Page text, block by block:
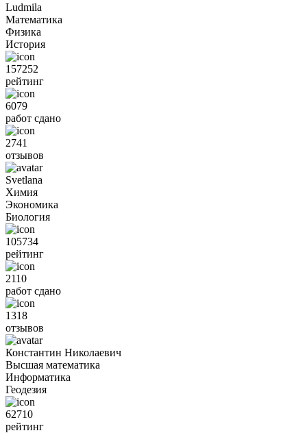
Ludmila
Математика
Физика
История
157252
рейтинг
6079
работ сдано
2741
отзывов
Svetlana
Химия
Экономика
Биология
105734
рейтинг
2110
работ сдано
1318
отзывов
Константин Николаевич
Высшая математика
Информатика
Геодезия
62710
рейтинг